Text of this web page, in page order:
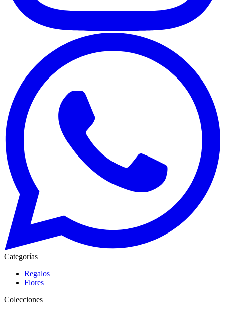
Categorías
Regalos
Flores
Colecciones